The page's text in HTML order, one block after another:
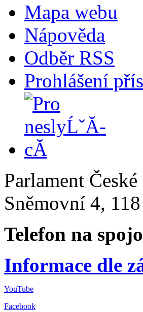
Mapa webu
Nápověda
Odběr RSS
Prohlášení
Parlament
Sněmovní 4,
Telefon na
Informace dle
YouTube
Facebook